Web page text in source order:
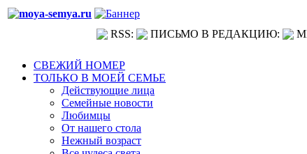
RSS: ПИСЬМО В РЕДАКЦИЮ:
СВЕЖИЙ НОМЕР
ТОЛЬКО В МОЕЙ СЕМЬЕ
Действующие лица
Семейные новости
Любимцы
От нашего стола
Нежный возраст